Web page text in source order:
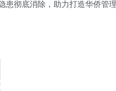
彻底消除，助力打造华侨管理